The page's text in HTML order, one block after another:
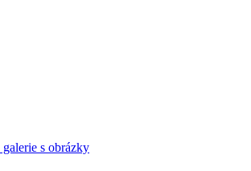
galerie s obrázky